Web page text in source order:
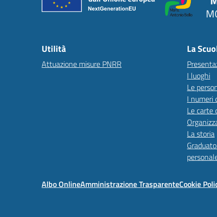
Utilità
Attuazione misure PNRR
La
I luoghi
Le
I numeri
Le carte
La storia
Albo OnlineAmministrazione TrasparenteCookie